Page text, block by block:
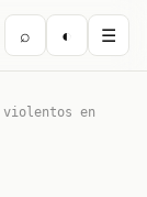
⌕ ◐ ☰
violentos en